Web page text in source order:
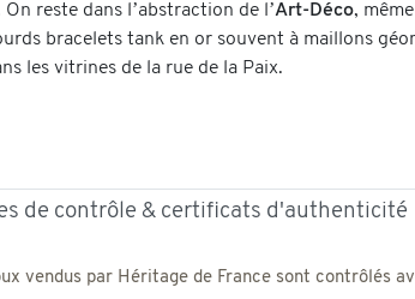
reste dans l’abstraction de l’Art-Déco,
bracelets tank en or souvent à maillons
les vitrines de la rue de la Paix.
de contrôle & certificats d'authenticité
vendus par Héritage de France sont contrôlés